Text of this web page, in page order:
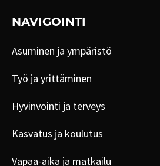
NAVIGOINTI
Asuminen ja ympäristö
Työ ja yrittäminen
Hyvinvointi ja terveys
Kasvatus ja koulutus
Vapaa-aika ja matkailu